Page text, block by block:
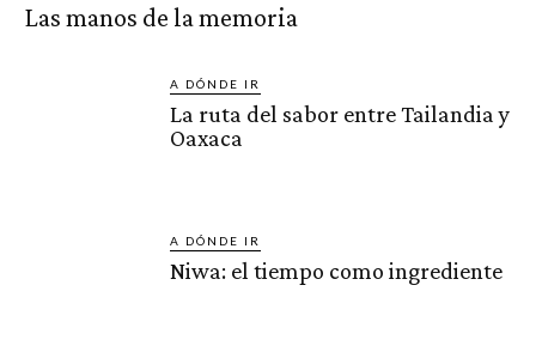
Las manos de la memoria
A DÓNDE IR
La ruta del sabor entre Tailandia y
Oaxaca
A DÓNDE IR
Niwa: el tiempo como ingrediente